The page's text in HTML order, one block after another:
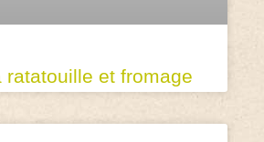
ratatouille et fromage